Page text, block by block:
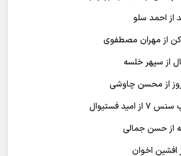
از احمد سلو
کن از مهران مصطفوی
از سپهر خلسه
از محسن چاوشی
فستيوال
از حسن جمالی
افشين اخوان